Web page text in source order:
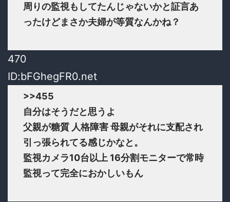
周りの監視もしてたんじゃないかと証言あ
ったけどまさか夫婦が等質なんかね？
470
ID:bFGhegFR0.net
>>455
自分はそうだと思うよ
父親が糖質 人格障害 母親がそれに支配され
引っ張られてる感じかなと。
監視カメラ10台以上 16分割モニターで常時
監視って完全におかしいもん